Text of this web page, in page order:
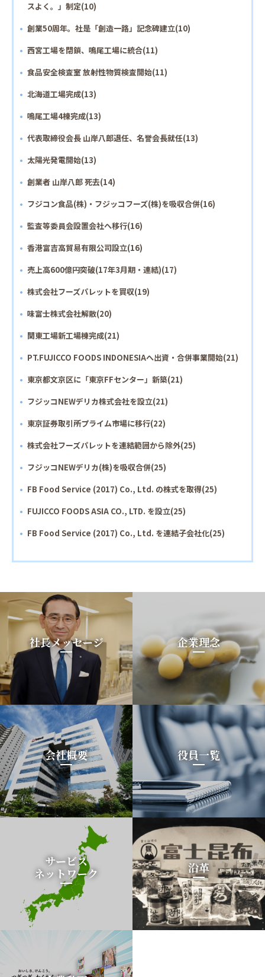
スよく。」制定(10)
創業50周年。社是「創造一路」記念碑建立(10)
西宮工場を閉鎖、鳴尾工場に統合(11)
食品安全検査室 放射性物質検査開始(11)
北海道工場完成(13)
鳴尾工場4棟完成(13)
代表取締役会長 山岸八郎退任、名誉会長就任(13)
太陽光発電開始(13)
創業者 山岸八郎 死去(14)
フジコン食品(株)・フジッコフーズ(株)を吸収合併(16)
監査等委員会設置会社へ移行(16)
香港富吉高貿易有限公司設立(16)
売上高600億円突破(17年3月期・連結)(17)
株式会社フーズパレットを買収(19)
味富士株式会社解散(20)
関東工場新工場棟完成(21)
PT.FUJICCO FOODS INDONESIAへ出資・合併事業開始(21)
東京都文京区に「東京FFセンター」新築(21)
フジッコNEWデリカ株式会社を設立(21)
東京証券取引所プライム市場に移行(22)
株式会社フーズパレットを連結範囲から除外(25)
フジッコNEWデリカ(株)を吸収合併(25)
FB Food Service (2017) Co., Ltd. の株式を取得(25)
FUJICCO FOODS ASIA CO., LTD. を設立(25)
FB Food Service (2017) Co., Ltd. を連結子会社化(25)
社長メッセージ 企業理念
会社概要 役員一覧
サービス
ネットワーク
沿革